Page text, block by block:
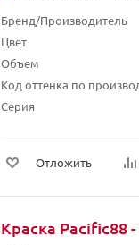
Бренд/Производитель
Цвет
Объем
Код оттенка по
Серия
Отложить
Краска Pacific88